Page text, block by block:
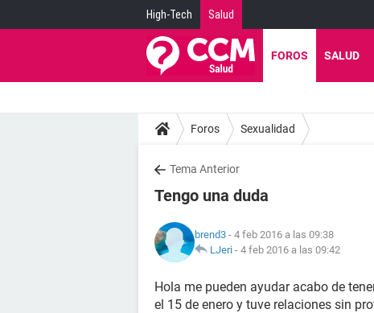
High-Tech Salud
FOROS SALUD
Foros Sexualidad
Tema Anterior
Tengo una duda
brend3 - 4 feb 2016 a las 09:38
LJeri - 4 feb 2016 a las 09:42
Hola me pueden ayudar acabo de
el 15 de enero y tuve relaciones sin